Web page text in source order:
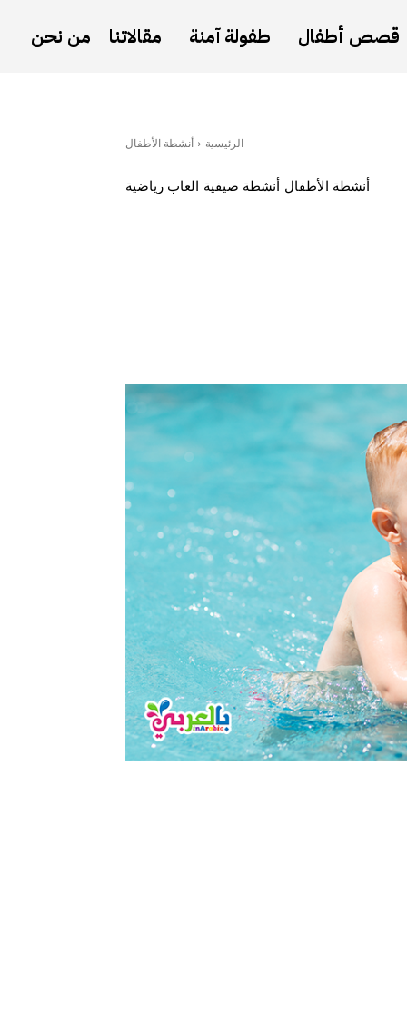
قصص أطفال طفولة آمنة مقالاتنا من نحن
الرئيسية أنشطة الأطفال
أنشطة الأطفال أنشطة صيفية العاب رياضية